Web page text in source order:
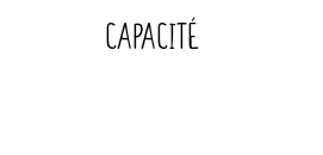
Capacité